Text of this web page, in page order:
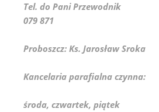
Tel. do Pani
079 871
Proboszcz: Ks. Jarosław Sroka
Kancelaria parafialna czynna:
środa, czwartek, piątek